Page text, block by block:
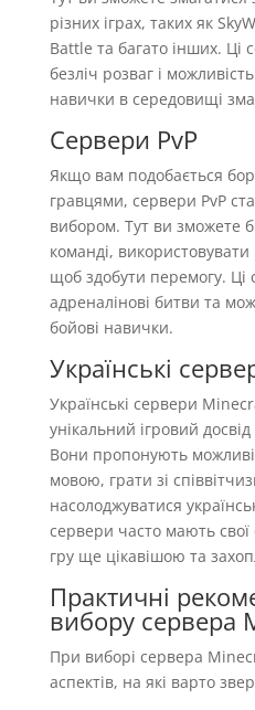
різних іграх, таких як
Battle та багато інших.
безліч розваг і
навички в середовищі
Сервери PvP
Якщо вам подобається
гравцями, сервери PvP
вибором. Тут ви зможете
команді,
щоб здобути перемогу.
адреналінові битви та
бойові навички.
Українські
Українські сервери
унікальний ігровий
Вони пропонують
мовою, грати зі
насолоджуватися
сервери часто мають свої
гру ще цікавішою та
Практичні
вибору сервера
При виборі сервера
аспектів, на які варто